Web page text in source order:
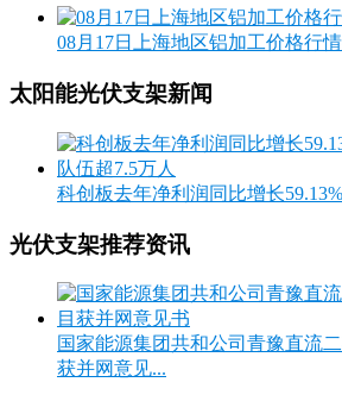
08月17日上海地区铝加工价格行
太阳能光伏支架新闻
科创板去年净利润同比增长
光伏支架推荐资讯
国家能源集团共和公司青豫直流
获并网意见...